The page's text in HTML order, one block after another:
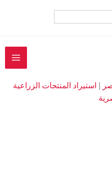
استيراد المنتجات الزراعية